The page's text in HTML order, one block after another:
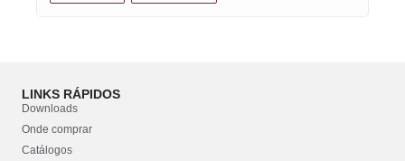
LINKS RÁPIDOS
Downloads
Onde comprar
Catálogos